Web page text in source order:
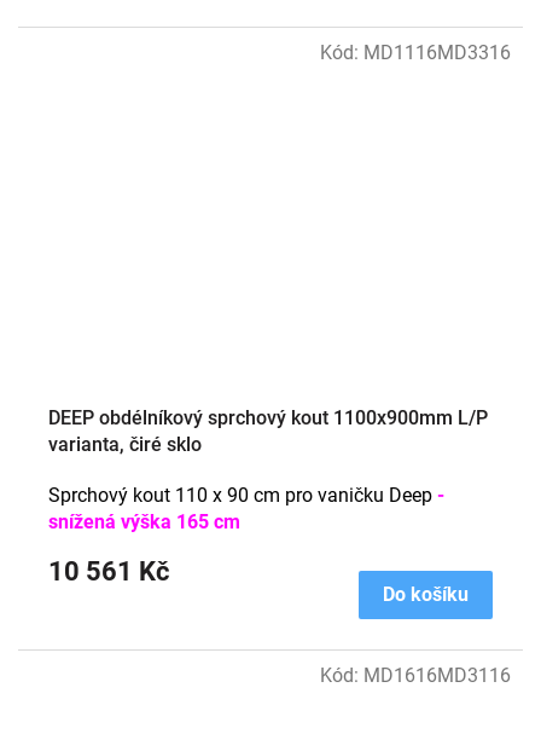
DEEP obdélníkový sprchový kout 1100x900mm L/P
varianta, čiré sklo
10 561 Kč
Do košíku
Sprchový kout 110 x 90 cm pro vaničku Deep -
snížená výška 165 cm
Kód: MD1116MD3316
Kód: MD1616MD3116